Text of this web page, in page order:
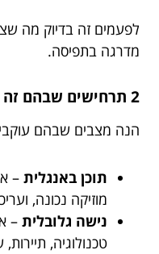
לפעמים זה בדיוק מה
מדרגה בתפיסה.
2 תרחישים שבהם זה מרגיש טבעי במיוחד
הנה מצבים שבהם
תוכן באנגלית –
מוזיקה נכונה,
נישה גלובלית –
טכנולוגיה, תיירות,